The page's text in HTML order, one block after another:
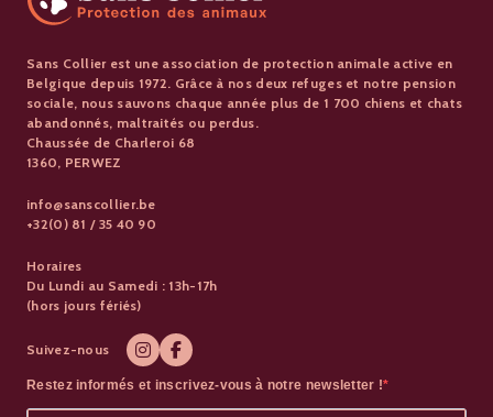
Sans Collier est une association de protection animale active en
Belgique depuis 1972. Grâce à nos deux refuges et notre pension
sociale, nous sauvons chaque année plus de 1 700 chiens et chats
abandonnés, maltraités ou perdus.
Chaussée de Charleroi 68
1360, PERWEZ
info@sanscollier.be
+32(0) 81 / 35 40 90
Horaires
Du Lundi au Samedi : 13h-17h
(hors jours fériés)
Suivez-nous
Restez informés et inscrivez-vous à notre newsletter !